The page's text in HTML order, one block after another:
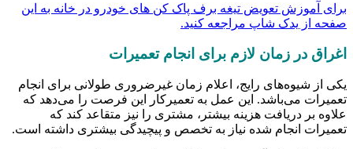
برای آموزش تعویض تیغه برف پاک کن های خودرو در خانه به این
صفحه از یدک شاپ مراجعه کنید.
اغراق در زمان لازم برای انجام تعمیرات
یکی از شیوه‌های رایج، اعلام زمان غیرضروری طولانی برای انجام
تعمیرات می‌باشد. این عمل به تعمیرکار این فرصت را می‌دهد که
علاوه بر دریافت هزینه بیشتر، مشتری را نیز متقاعد کند که
تعمیرات انجام شده نیاز به تخصص و پیچیدگی بیشتری داشته است.